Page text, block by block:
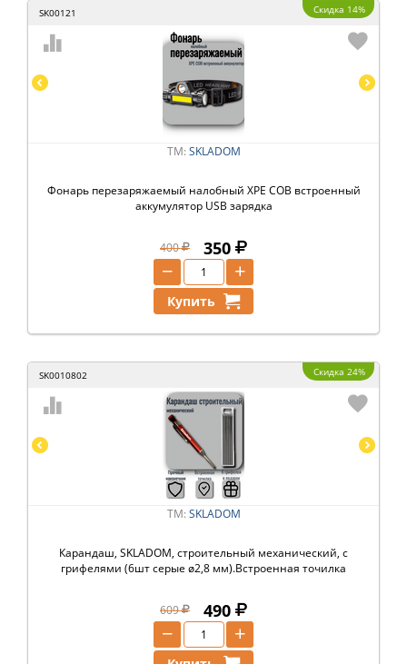
SK00121 Скидка 14%
ТМ: SKLADOM
Фонарь перезаряжаемый налобный XPE COB встроенный
аккумулятор USB зарядка
400 350
+
−
Купить
SK0010802 Скидка 24%
ТМ: SKLADOM
Карандаш, SKLADOM, строительный механический, с
грифелями (6шт серые ø2,8 мм).Встроенная точилка
609 490
+
−